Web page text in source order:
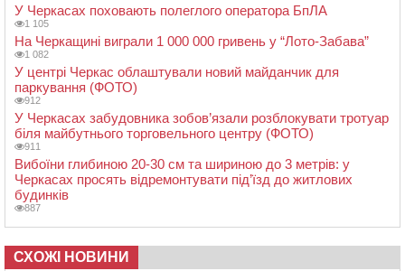
У Черкасах поховають полеглого оператора БпЛА
1 105
На Черкащині виграли 1 000 000 гривень у “Лото-Забава”
1 082
У центрі Черкас облаштували новий майданчик для
паркування (ФОТО)
912
У Черкасах забудовника зобов’язали розблокувати тротуар
біля майбутнього торговельного центру (ФОТО)
911
Вибоїни глибиною 20-30 см та шириною до 3 метрів: у
Черкасах просять відремонтувати під’їзд до житлових
будинків
887
СХОЖІ НОВИНИ